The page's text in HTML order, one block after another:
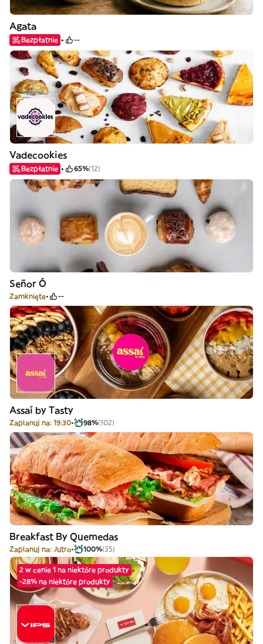
Agata
Bezpłatnie --
Vadecookies
Bezpłatnie 65%(12)
Señor Ó
Zamknięte --
Assaí by Tasty
Zaplanuj na: 19:30 98%(102)
Breakfast By Quemedas
Zaplanuj na: Jutro 100%(35)
2 w cenie 1 na niektóre produkty
-28% na niektóre produkty